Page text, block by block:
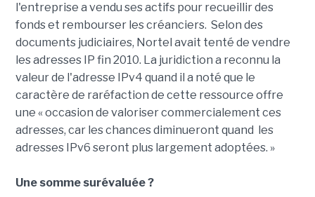
l'entreprise a vendu ses actifs pour recueillir des
fonds et rembourser les créanciers. Selon des
documents judiciaires, Nortel avait tenté de vendre
les adresses IP fin 2010. La juridiction a reconnu la
valeur de l'adresse IPv4 quand il a noté que le
caractère de raréfaction de cette ressource offre
une « occasion de valoriser commercialement ces
adresses, car les chances diminueront quand les
adresses IPv6 seront plus largement adoptées. »
Une somme surévaluée ?